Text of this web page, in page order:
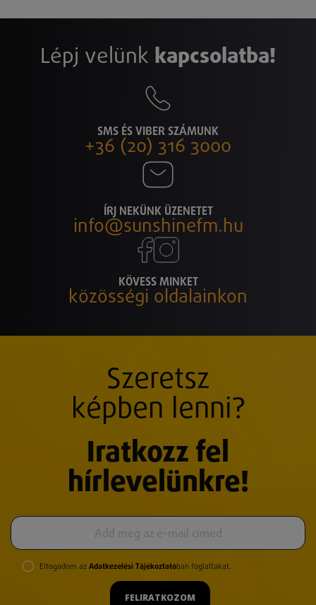
Lépj velünk kapcsolatba!
SMS ÉS VIBER SZÁMUNK
+36 (20) 316 3000
ÍRJ NEKÜNK ÜZENETET
info@sunshinefm.hu
KÖVESS MINKET
közösségi oldalainkon
Szeretsz
képben lenni?
Iratkozz fel
hírlevelünkre!
Elfogadom az Adatkezelési Tájékoztatóban foglaltakat.
FELIRATKOZOM